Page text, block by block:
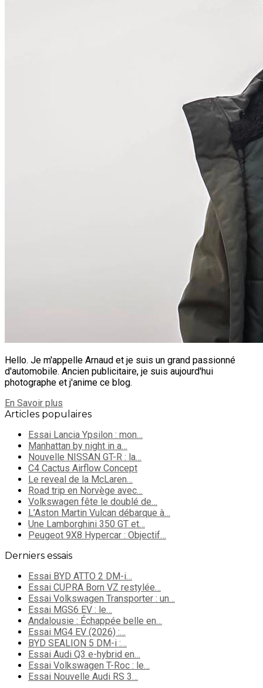
Hello. Je m'appelle Arnaud et je suis un grand passionné
d'automobile. Ancien publicitaire, je suis aujourd'hui
photographe et j'anime ce blog.
En Savoir plus
Articles populaires
Essai Lancia Ypsilon : mon…
Manhattan by night in a…
Nouvelle NISSAN GT-R : la…
C4 Cactus Airflow Concept
Le reveal de la McLaren…
Road trip en Norvège avec…
Volkswagen fête le doublé de…
L’Aston Martin Vulcan débarque à…
Une Lamborghini 350 GT et…
Peugeot 9X8 Hypercar : Objectif…
Derniers essais
Essai BYD ATTO 2 DM-i…
Essai CUPRA Born VZ restylée…
Essai Volkswagen Transporter : un…
Essai MGS6 EV : le…
Andalousie : Échappée belle en…
Essai MG4 EV (2026) :…
BYD SEALION 5 DM-i :…
Essai Audi Q3 e-hybrid en…
Essai Volkswagen T-Roc : le…
Essai Nouvelle Audi RS 3…